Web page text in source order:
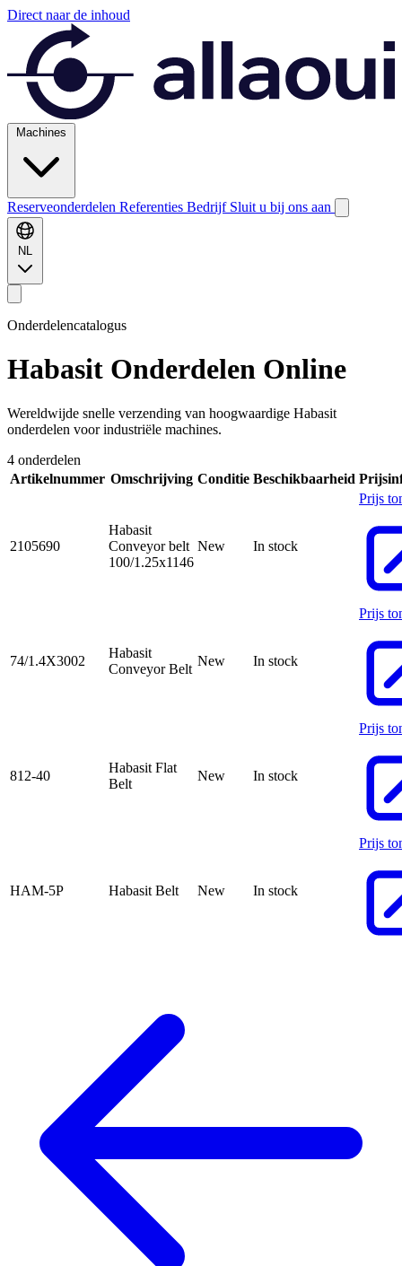
Direct naar de inhoud
Machines
Reserveonderdelen Referenties Bedrijf Sluit u bij ons aan
NL
Onderdelencatalogus
Habasit Onderdelen Online
Wereldwijde snelle verzending van hoogwaardige Habasit
onderdelen voor industriële machines.
4 onderdelen
Artikelnummer Omschrijving Conditie Beschikbaarheid
2105690
Habasit
Conveyor belt
100/1.25x1146
New In stock
Prijs
74/1.4X3002
Habasit
Conveyor Belt
New In stock
Prijs
812-40
Habasit Flat
Belt
New In stock
Prijs
HAM-5P Habasit Belt New In stock
Prijs